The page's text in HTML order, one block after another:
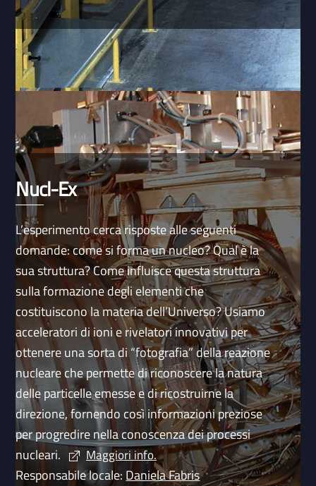
Nucl-Ex
L’esperimento cerca risposte alle seguenti
domande: come si forma un nucleo? Qual è la
sua struttura? Come influisce questa struttura
sulla formazione degli elementi che
costituiscono la materia dell’Universo? Usiamo
acceleratori di ioni e rivelatori innovativi per
ottenere una sorta di “fotografia” della reazione
nucleare che permette di riconoscere la natura
delle particelle emesse e di ricostruirne la
direzione, fornendo così informazioni preziose
per progredire nella conoscenza dei processi
nucleari.
Maggiori info.
Responsabile locale: Daniela Fabris